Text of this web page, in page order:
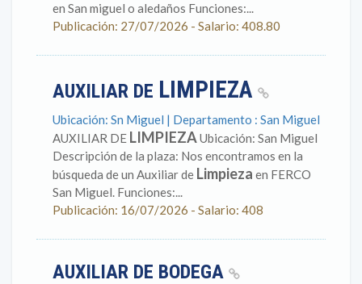
en San miguel o aledaños Funciones:...
Publicación: 27/07/2026 - Salario: 408.80
AUXILIAR DE LIMPIEZA
Ubicación: Sn Miguel | Departamento : San Miguel
AUXILIAR DE LIMPIEZAUbicación: San Miguel
Descripción de la plaza: Nos encontramos en la
búsqueda de un Auxiliar de Limpieza en FERCO
San Miguel. Funciones:...
Publicación: 16/07/2026 - Salario: 408
AUXILIAR DE BODEGA